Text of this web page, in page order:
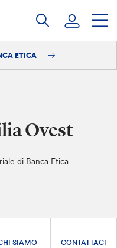
ETICA
Ovest
di Banca Etica
SIAMO CONTATTACI